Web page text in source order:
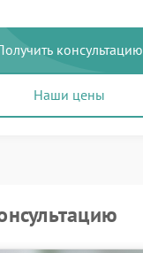
консультацию
Наши цены